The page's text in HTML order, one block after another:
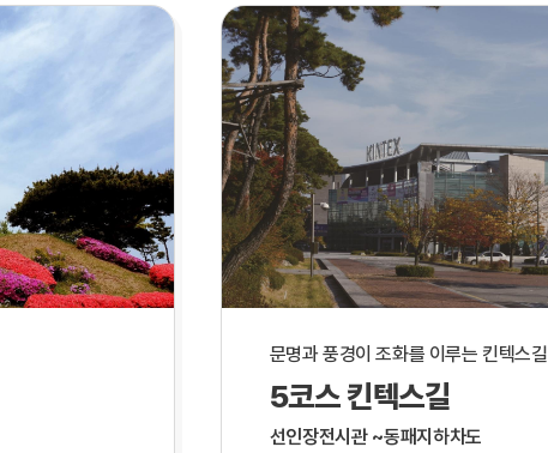
문명과 풍경이 조화를 이루는 킨텍스길
5코스 킨텍스길
선인장전시관 ~동패지하차도